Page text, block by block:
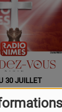
30 JUILLET